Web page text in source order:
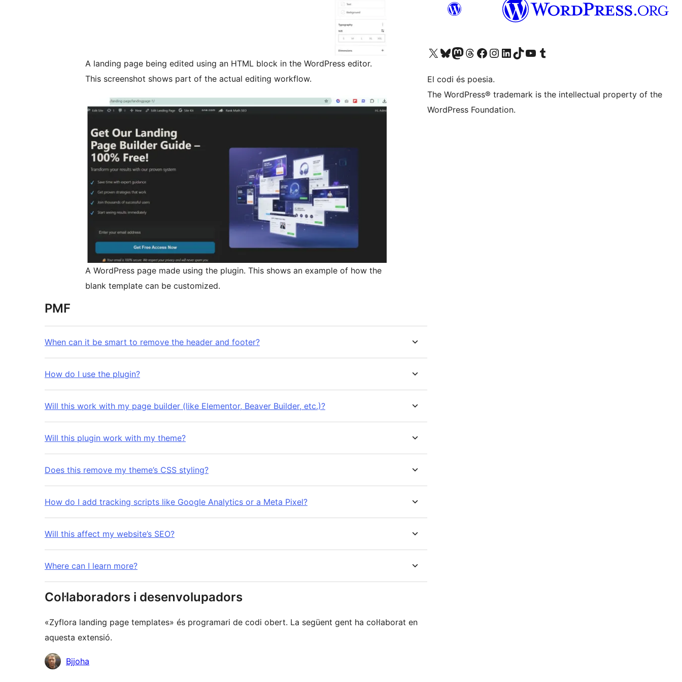
A landing page being edited using an HTML block in the WordPress editor.
This screenshot shows part of the actual editing workflow.
A WordPress page made using the plugin. This shows an example of how the
blank template can be customized.
PMF
When can it be smart to remove the header and footer?
How do I use the plugin?
Will this work with my page builder (like Elementor, Beaver Builder, etc.)?
Will this plugin work with my theme?
Does this remove my theme’s CSS styling?
How do I add tracking scripts like Google Analytics or a Meta Pixel?
Will this affect my website’s SEO?
Where can I learn more?
Col·laboradors i desenvolupadors
«Zyflora landing page templates» és programari de codi obert. La següent gent ha col·laborat en
aquesta extensió.
Col·laboradors
Bjjoha
Visiteu el nostre compte X (abans Twitter)
Visiteu el nostre compte de Bluesky
Visiteu el nostre compte al Mastodon
Visiteu el nostre compte de Threads
Visiteu la nostra pàgina al Facebook
Visiteu el nostre compte d'Instagram
Visiteu el nostre compte de LinkedIn
Visiteu el nostre compte de TikTok
Visiteu el nostre canal al YouTube
Visiteu el nostre compte de Tumblr
El codi és poesia.
The WordPress® trademark is the intellectual property of the
WordPress Foundation.